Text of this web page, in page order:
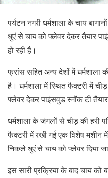
पर्यटन नगरी धर्मशाला के चाय
धुएं से चाय को फ्लेवर देकर तैयार
हो रही है।
फ्रांस सहित अन्य देशों में धर्मशाला
है। धर्मशाला में स्थित फैक्टरी में
फ्लेवर देकर पाइंसवुड स्मॉक टी
धर्मशाला के जंगलों से चीड़ की हरी
फैक्टरी में रखी गई एक विशेष मशीन
निकले धुएं से चाय को फ्लेवर दिया
इस सारी प्रक्रिया के बाद चाय को